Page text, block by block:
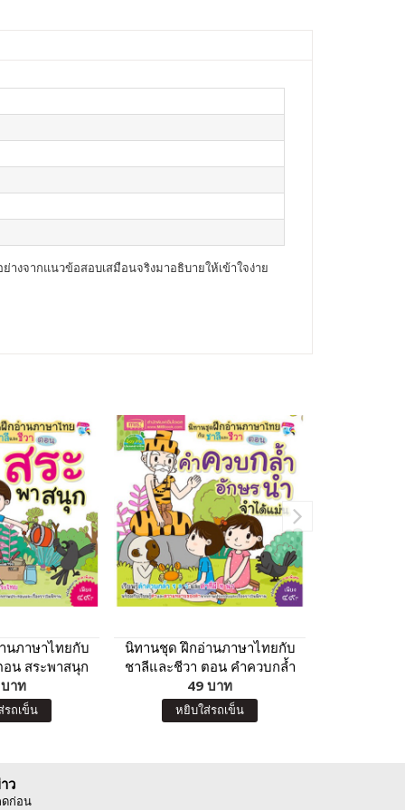
งจากแนวข้อสอบเสมือนจริงมาอธิบายให้เข้าใจง่าย
นภาษาไทยกับ
น สระพาสนุก
าท
รถเข็น
นิทานชุด ฝึกอ่านภาษาไทยกับ
ชาลีและชีวา ตอน คำควบกล้ำ
อักษรนำ จำได้แม่น
49 บาท
หยิบใส่รถเข็น
ว
ก่อน